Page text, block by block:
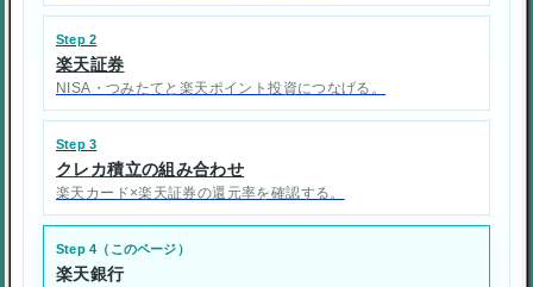
Step 2
楽天証券
NISA・つみたてと楽天ポイント投資につなげる。
Step 3
クレカ積立の組み合わせ
楽天カード×楽天証券の還元率を確認する。
Step 4（このページ）
楽天銀行